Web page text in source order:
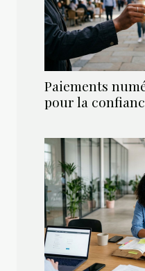
Paiements
pour la